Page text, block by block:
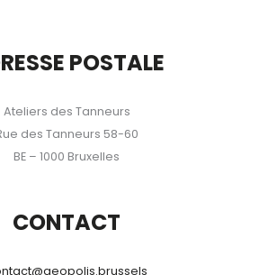
POSTALE
Ateliers des Tanneurs
des Tanneurs 58-60
BE – 1000 Bruxelles
CONTACT